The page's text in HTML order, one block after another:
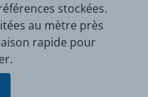
stockées.
au mètre près
rapide pour